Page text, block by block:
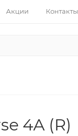
Акции Контакты
4A (R)